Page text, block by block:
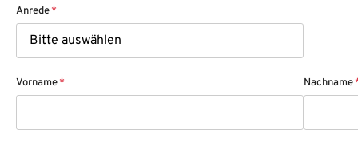
Anrede*
Vorname* Nachname